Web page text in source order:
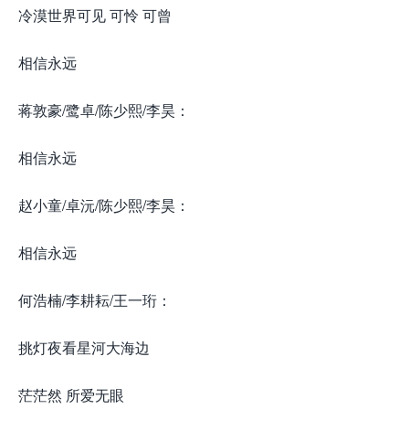
冷漠世界可见 可怜 可曾
相信永远
蒋敦豪/鹭卓/陈少熙/李昊：
相信永远
赵小童/卓沅/陈少熙/李昊：
相信永远
何浩楠/李耕耘/王一珩：
挑灯夜看星河大海边
茫茫然 所爱无眼